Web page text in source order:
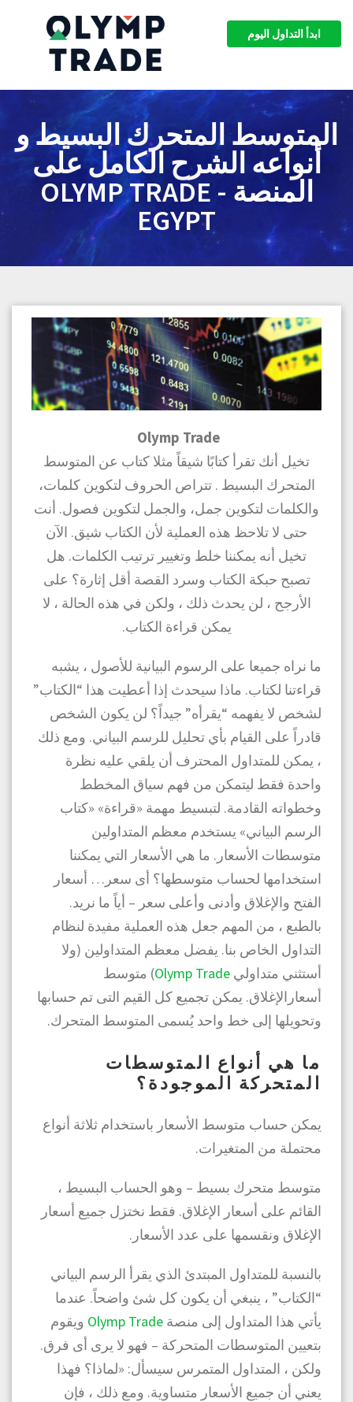
ابدأ التداول اليوم
المتوسط المتحرك البسيط و
أنواعه الشرح الكامل على
المنصة - OLYMP TRADE
EGYPT
Olymp Trade
تخيل أنك تقرأ كتابًا شيقاً مثلا كتاب عن المتوسط
المتحرك البسيط . تتراص الحروف لتكوين كلمات،
والكلمات لتكوين جمل، والجمل لتكوين فصول. أنت
حتى لا تلاحظ هذه العملية لأن الكتاب شيق. الآن
تخيل أنه يمكننا خلط وتغيير ترتيب الكلمات. هل
تصبح حبكة الكتاب وسرد القصة أقل إثارة؟ على
الأرجح ، لن يحدث ذلك ، ولكن في هذه الحالة ، لا
يمكن قراءة الكتاب.
ما نراه جميعا على الرسوم البيانية للأصول ، يشبه
قراءتنا لكتاب. ماذا سيحدث إذا أعطيت هذا “الكتاب”
لشخص لا يفهمه “يقرأه” جيداً؟ لن يكون الشخص
قادراً على القيام بأي تحليل للرسم البياني. ومع ذلك
، يمكن للمتداول المحترف أن يلقي عليه نظرة
واحدة فقط ليتمكن من فهم سياق المخطط
وخطواته القادمة. لتبسيط مهمة «قراءة» «كتاب
الرسم البياني» يستخدم معظم المتداولين
متوسطات الأسعار. ما هي الأسعار التي يمكننا
استخدامها لحساب متوسطها؟ أى سعر… أسعار
الفتح والإغلاق وأدنى وأعلى سعر – أياً ما نريد.
بالطبع ، من المهم جعل هذه العملية مفيدة لنظام
التداول الخاص بنا. يفضل معظم المتداولين (ولا
أستثني متداولي Olymp Trade) متوسط
أسعارالإغلاق. يمكن تجميع كل القيم التى تم حسابها
وتحويلها إلى خط واحد يُسمى المتوسط المتحرك.
ما هي أنواع المتوسطات
المتحركة الموجودة؟
يمكن حساب متوسط ​​الأسعار باستخدام ثلاثة أنواع
محتملة من المتغيرات.
متوسط ​​متحرك بسيط – وهو الحساب البسيط ،
القائم على أسعار الإغلاق. فقط نختزل جميع أسعار
الإغلاق ونقسمها على عدد الأسعار.
بالنسبة للمتداول المبتدئ الذي يقرأ الرسم البياني
“الكتاب” ، ينبغي أن يكون كل شئ واضحاً. عندما
يأتي هذا المتداول إلى منصة Olymp Trade ويقوم
بتعيين المتوسطات المتحركة – فهو لا يرى أى فرق.
ولكن ، المتداول المتمرس سيسأل: «لماذا؟ فهذا
يعني أن جميع الأسعار متساوية. ومع ذلك ، فإن